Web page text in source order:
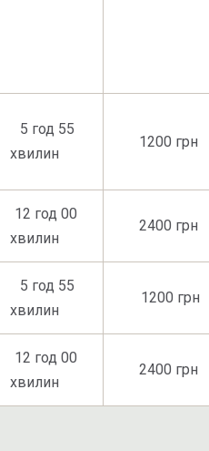
5 год 55
хвилин
1200 грн
12 год 00
хвилин
2400 грн
5 год 55
хвилин
1200 грн
12 год 00
хвилин
2400 грн